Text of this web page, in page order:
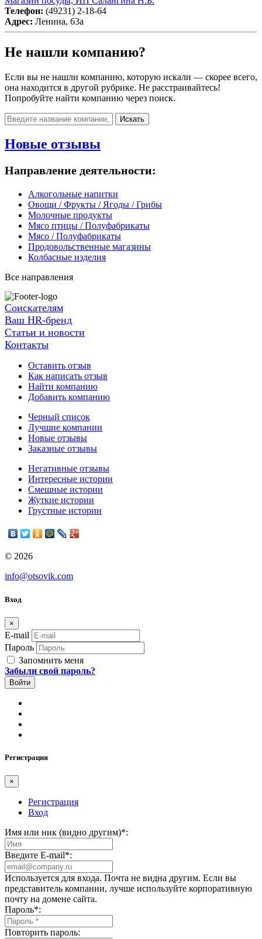
Телефон: (49231) 2-18-64
Адрес: Ленина, 63а
Не нашли компанию?
Если вы не нашли компанию, которую искали — скорее всего,
она находится в другой рубрике. Не расстраивайтесь!
Попробуйте найти компанию через поиск.
Искать
Новые отзывы
Направление деятельности:
Алкогольные напитки
Овощи / Фрукты / Ягоды / Грибы
Молочные продукты
Мясо птицы / Полуфабрикаты
Мясо / Полуфабрикаты
Продовольственные магазины
Колбасные изделия
Все направления
Соискателям
Ваш HR-бренд
Статьи и новости
Контакты
Оставить отзыв
Как написать отзыв
Найти компанию
Добавить компанию
Черный список
Лучшие компании
Новые отзывы
Заказные отзывы
Негативные отзывы
Интересные истории
Смешные истории
Жуткие истории
Грустные истории
© 2026
info@otsovik.com
Вход
×
E-mail
Пароль
Запомнить меня
Забыли свой пароль?
Регистрация
×
Регистрация
Вход
Имя или ник (видно другим)*:
Введите E-mail*:
Используется для входа. Почта не видна другим. Если вы
представитель компании, лучше используйте корпоративную
почту на домене сайта.
Пароль*:
Повторить пароль: